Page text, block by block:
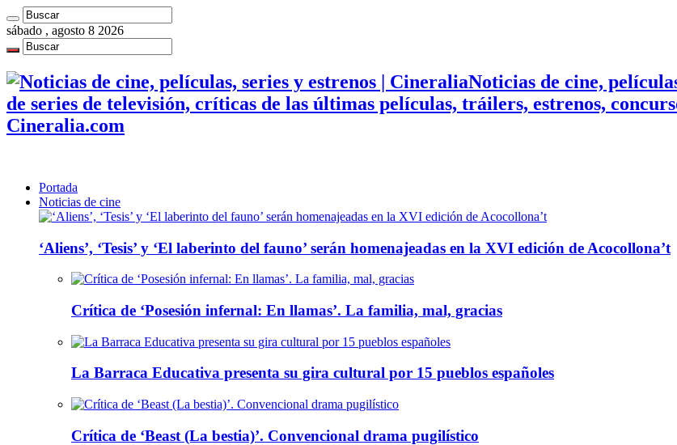
sábado , agosto 8 2026
Noticias de cine,
de series de televisión, críticas de las últimas películas, tráilers, estrenos,
Cineralia.com
Portada
Noticias de cine
‘Aliens’, ‘Tesis’ y ‘El laberinto del fauno’ serán homenajeadas en la XVI edición de Acocollona’t
Crítica de ‘Posesión infernal: En llamas’. La familia, mal, gracias
La Barraca Educativa presenta su gira cultural por 15 pueblos españoles
Crítica de ‘Beast (La bestia)’. Convencional drama pugilístico